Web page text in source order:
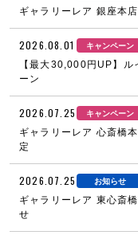
ギャラリーレア 銀座本
2026.08.01 キャンペーン
【最大30,000円UP】
ーン
2026.07.25 キャンペーン
ギャラリーレア 心斎橋
定
2026.07.25 お知らせ
ギャラリーレア 東心斎
せ